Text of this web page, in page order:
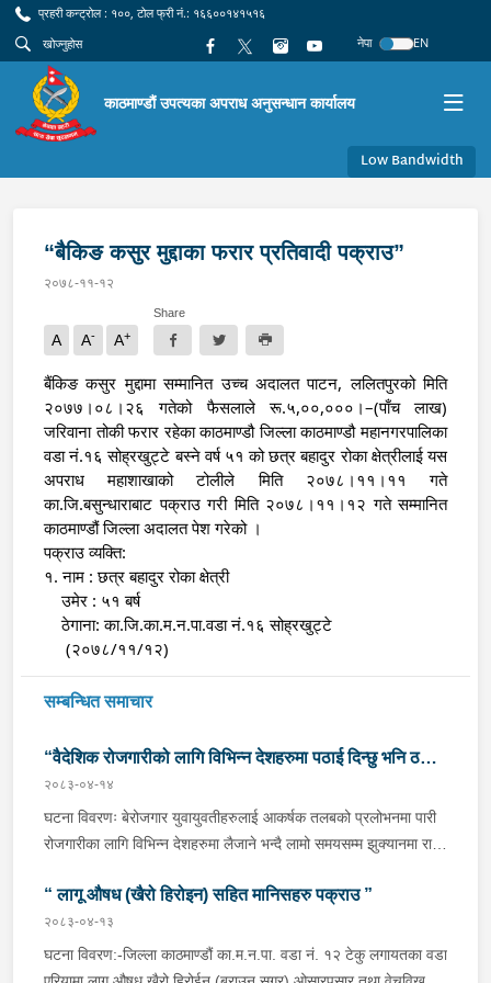
प्रहरी कन्ट्रोल : १००, टोल फ्री नं.: १६६००१४१५१६
नेपा
EN
काठमाण्डौं उपत्यका अपराध अनुसन्धान कार्यालय
Low Bandwidth
“बैकिङ कसुर मुद्दाका फरार प्रतिवादी पक्राउ”
२०७८-११-१२
A A- A+
Share
बैंकिङ कसुर मुद्दामा सम्मानित उच्च अदालत पाटन, ललितपुरको मिति
२०७७।०८।२६ गतेको फैसलाले रू.५,००,०००।–(पाँच लाख)
जरिवाना तोकी फरार रहेका काठमाण्डौ जिल्ला काठमाण्डौ महानगरपालिका
वडा नं.१६ सोह्रखुट्टे बस्ने वर्ष ५१ को छत्र बहादुर रोका क्षेत्रीलाई यस
अपराध महाशाखाको टोलीले मिति २०७८।११।११ गते
का.जि.बसुन्धाराबाट पक्राउ गरी मिति २०७८।११।१२ गते सम्मानित
काठमाण्डौं जिल्ला अदालत पेश गरेको ।
पक्राउ व्यक्ति:
१. नाम : छत्र बहादुर रोका क्षेत्री
    उमेर : ५१ बर्ष
    ठेगाना: का.जि.का.म.न.पा.वडा नं.१६ सोह्रखुट्टे
     (२०७८/११/१२)
सम्बन्धित समाचार
“वैदेशिक रोजगारीको लागि विभिन्न देशहरुमा पठाई दिन्छु भनि ठगी
गर्ने व्यक्तिहरु पक्राउ"
२०८३-०४-१४
घटना विवरणः बेरोजगार युवायुवतीहरुलाई आकर्षक तलबको प्रलोभनमा पारी
रोजगारीका लागि विभिन्न देशहरुमा लैजाने भन्दै लामो समयसम्म झुक्यानमा राखि
अनुसन्धान हुँदा विदेश पठाउने भनि ठगी गर्ने निम्न प्रतिवादीहरुलाई काठमाडौं
उपत्यकाका विभिन्न स्थानहरुबाट पक्राउ गरी थप अनुसन्धान तथा आवश्यक
कारवाहीको लागि वैदेशिक रोजगार विभाग ताहाचल, काठमाडौं पठाईएको ।
पक्राउ व्यक्तिहरुको विवरणः-१. नाम थर :- पवन कुमार के.सी.
“ लागू औषध (खैरो हिरोइन) सहित मानिसहरु पक्राउ ”
२०८३-०४-१३
घटना विवरण:-जिल्ला काठमाण्डौं का.म.न.पा. वडा नं. १२ टेकु लगायतका वडा